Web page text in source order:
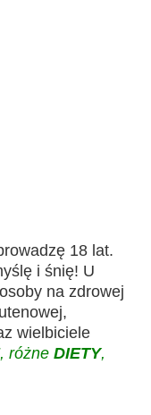
18 lat.
i śnię! U
na zdrowej
wielbiciele
, różne DIETY,